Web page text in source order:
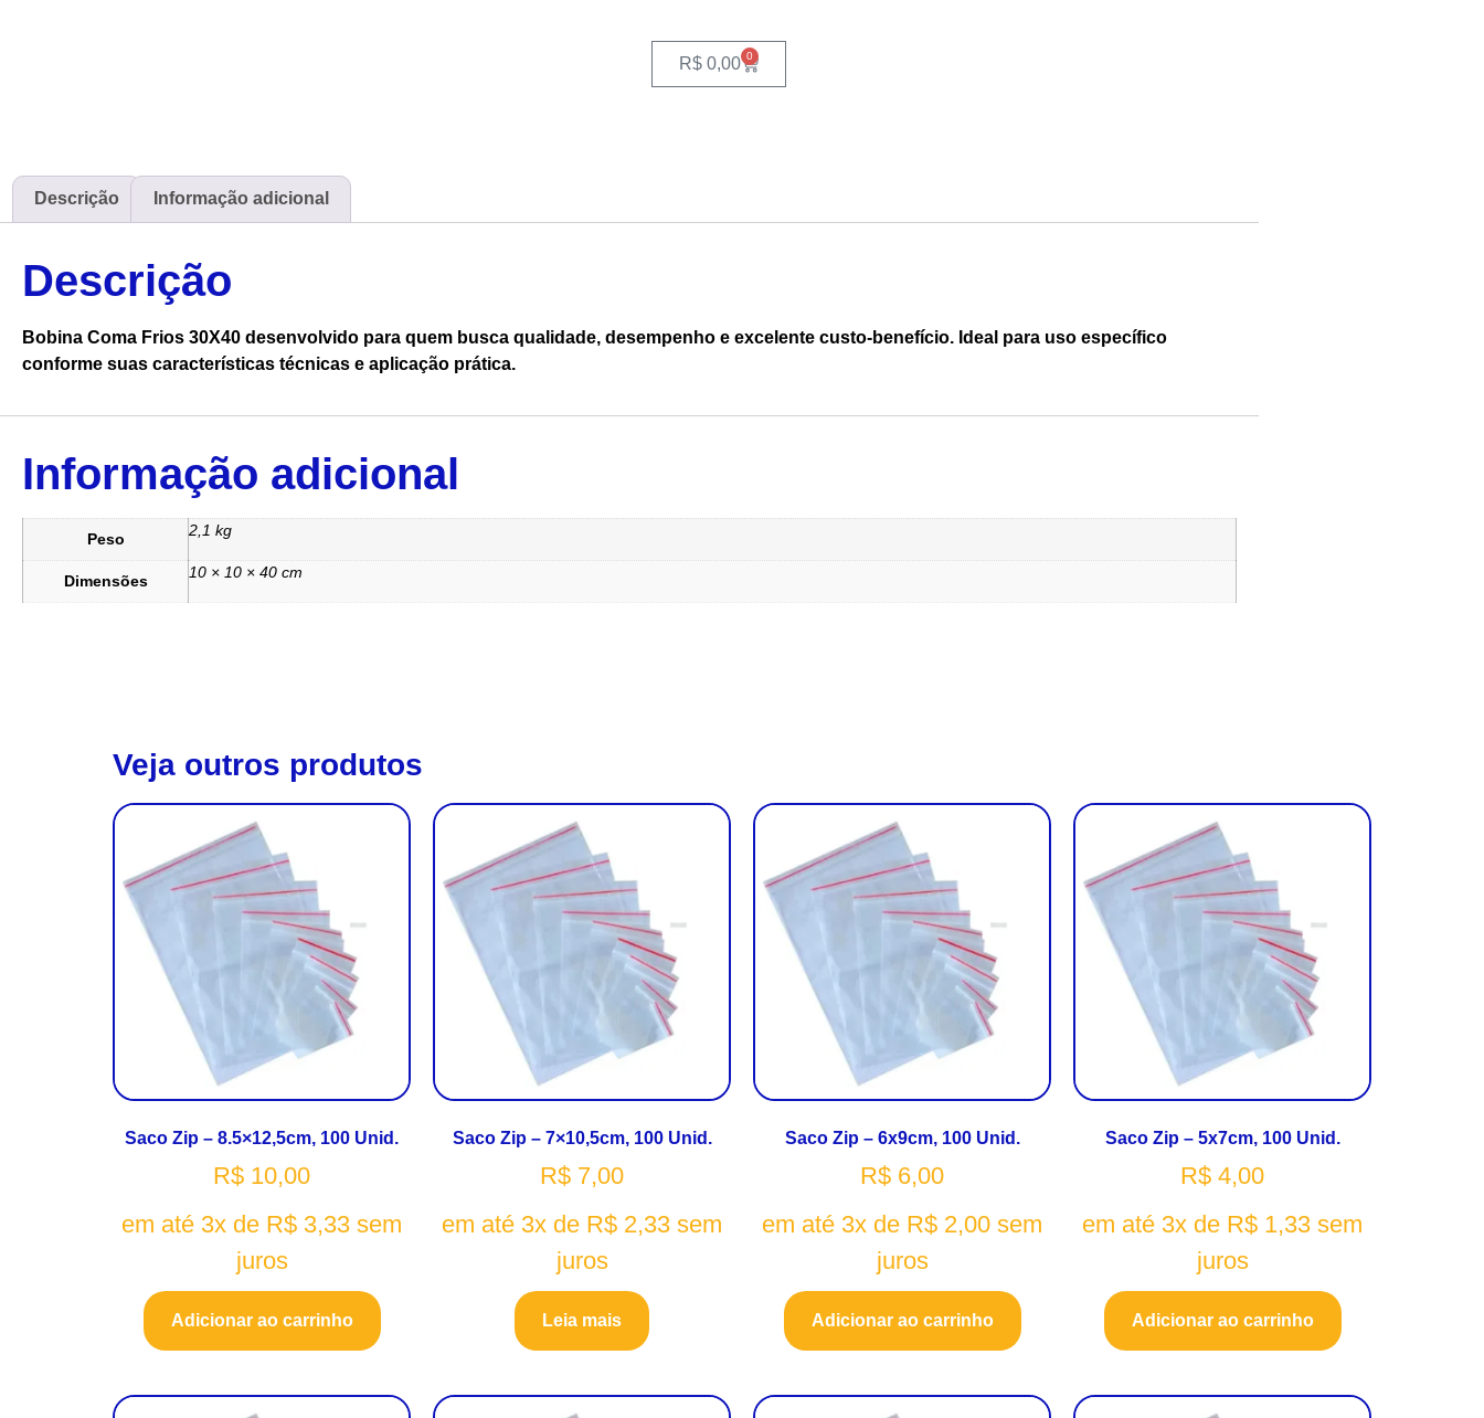
R$ 0,00 0
Descrição Informação adicional
Descrição
Bobina Coma Frios 30X40 desenvolvido para quem busca qualidade, desempenho e excelente custo-benefício. Ideal para uso específico
conforme suas características técnicas e aplicação prática.
Informação adicional
Peso 2,1 kg
Dimensões 10 × 10 × 40 cm
Veja outros produtos
Saco Zip – 8.5×12,5cm, 100 Unid.
R$ 10,00
em até 3x de R$ 3,33 sem
juros
Adicionar ao carrinho
Saco Zip – 7×10,5cm, 100 Unid.
R$ 7,00
em até 3x de R$ 2,33 sem
juros
Leia mais
Saco Zip – 6x9cm, 100 Unid.
R$ 6,00
em até 3x de R$ 2,00 sem
juros
Adicionar ao carrinho
Saco Zip – 5x7cm, 100 Unid.
R$ 4,00
em até 3x de R$ 1,33 sem
juros
Adicionar ao carrinho